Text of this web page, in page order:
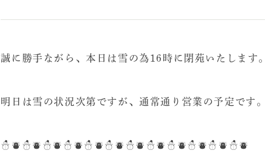
誠に勝手ながら、本日は雪の為16時に閉苑いたします。
明日は雪の状況次第ですが、通常通り営業の予定です。
☃⛇☃⛇☃⛇☃⛇☃⛇☃⛇☃⛇☃⛇☃⛇☃⛇☃⛇☃⛇